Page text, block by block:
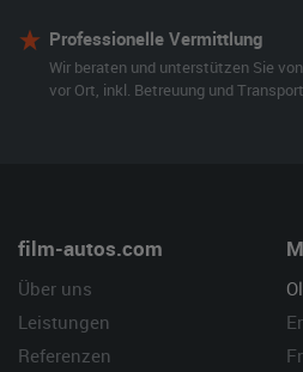
Professionelle Vermittlung
Wir beraten und unterstützen Sie
vor Ort, inkl. Betreuung und
film-autos.com
Über uns
Leistungen
Referenzen